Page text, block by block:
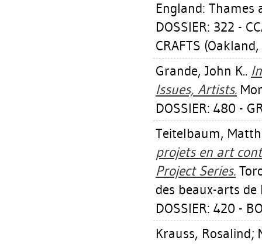
England: Thames
DOSSIER: 322 -
CRAFTS (Oakland,
Grande, John K..
Issues, Artists.
DOSSIER: 480 -
Teitelbaum,
projets en art
Project Series.
des beaux-arts
DOSSIER: 420 -
Krauss, Rosalind;